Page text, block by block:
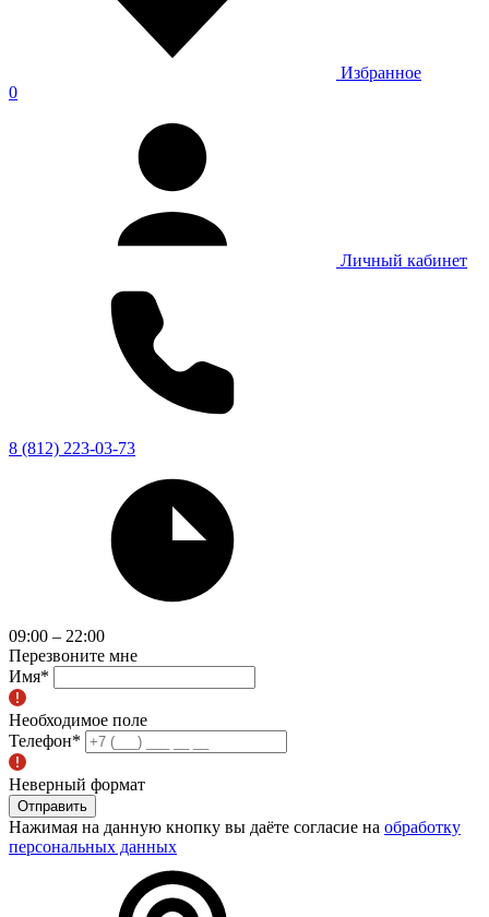
Избранное
0
Личный кабинет
8 (812) 223-03-73
09:00 – 22:00
Перезвоните мне
Имя*
Необходимое поле
Телефон*
Неверный формат
Отправить
Нажимая на данную кнопку вы даёте согласие на обработку
персональных данных